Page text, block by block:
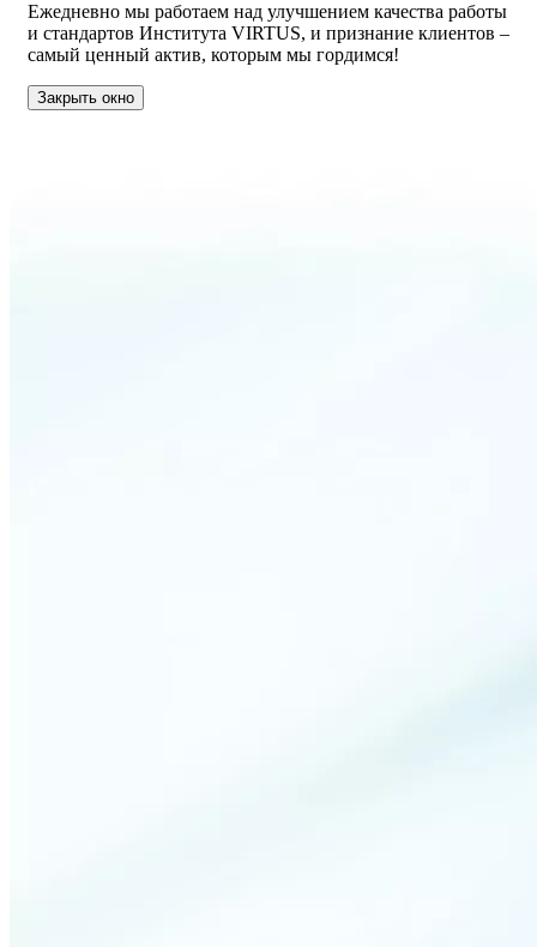
Ежедневно мы работаем над улучшением качества работы
и стандартов Института VIRTUS, и признание клиентов –
самый ценный актив, которым мы гордимся!
Закрыть окно